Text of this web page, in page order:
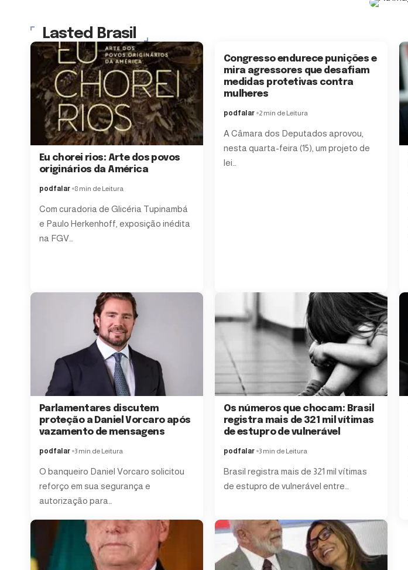
Lasted Brasil
Eu chorei rios: Arte dos povos
originários da América
podfalar 8 min de Leitura
Com curadoria de Glicéria Tupinambá
e Paulo Herkenhoff, exposição inédita
na FGV…
Congresso endurece punições e
mira agressores que desafiam
medidas protetivas contra
mulheres
podfalar 2 min de Leitura
A Câmara dos Deputados aprovou,
nesta quarta-feira (15), um projeto de
lei…
Parlamentares discutem
proteção a Daniel Vorcaro após
vazamento de mensagens
podfalar 3 min de Leitura
O banqueiro Daniel Vorcaro solicitou
reforço em sua segurança e
autorização para…
Os números que chocam: Brasil
registra mais de 321 mil vítimas
de estupro de vulnerável
podfalar 3 min de Leitura
Brasil registra mais de 321 mil vítimas
de estupro de vulnerável entre…